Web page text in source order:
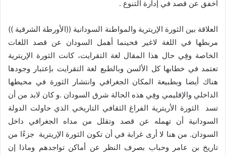
أخفق عن قصد في إدارة التنوع .
العلاقة بين الثورة الإريترية والمواطنة السودانية ((الأورطة الشرقية ))
مربطها في اللغة لاغير فحينما أهمل السودان عن قصد اللغات
الخاصة وفِي حال هذا المقال لغة التقرايت، كانت الثورة الإريترية
تعتمد في خطابها كل الألسن وبالطبع لغة التقرايت بإعتبار وجودها
هناك أيضا وبطبيعة المكان الجغرافي وانتشار الثورة في محيطها
الداخلي والإقليمي وفِي هذه الحالة شرق السودان .و كان لابد من أن
تسد الثورة الأريترية الفراغ الثقافي التاريخي الذي حاولت الدولة
السودانية أن تهمله عن قصد وتقلل من مداه الجغرافي داخل
السودان. من هنا لا أرى غرابة في أن تكون الثورة الإريترية جزءًا من
تاريخ بن عامر وحباب بصرف النظر عن أماكن تواجدهم وماذا إن